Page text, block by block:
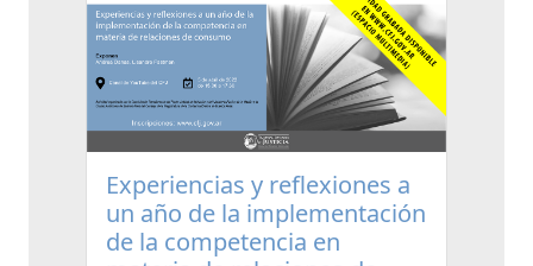
Experiencias y reflexiones a
un año de la implementación
de la competencia en